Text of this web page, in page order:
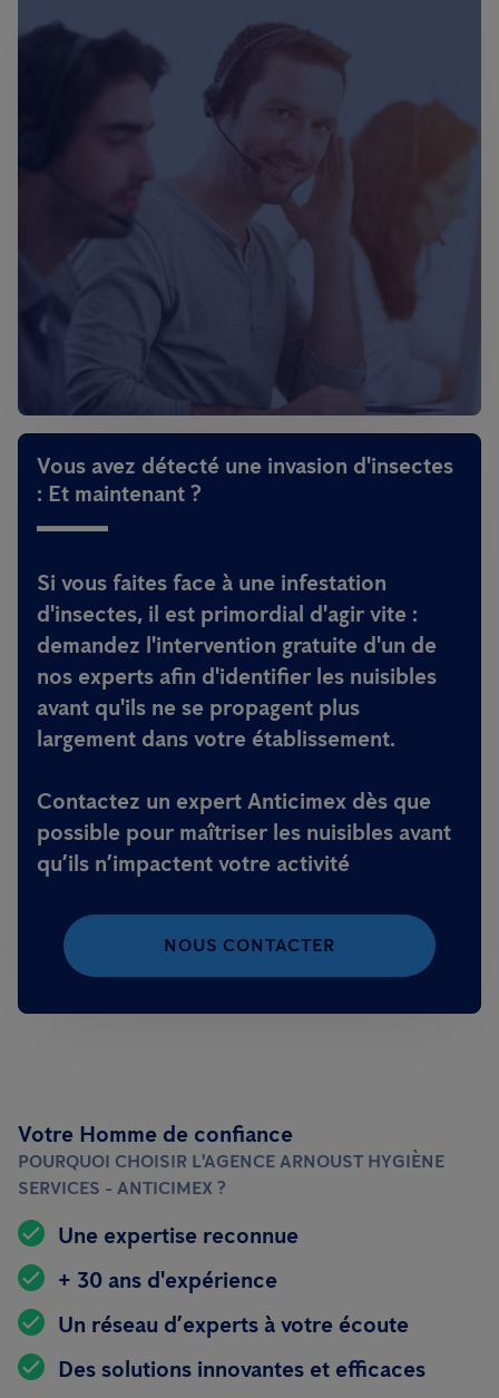
Vous avez détecté une invasion d'insectes
: Et maintenant ?
Si vous faites face à une infestation
d'insectes, il est primordial d'agir vite :
demandez l'intervention gratuite d'un de
nos experts afin d'identifier les nuisibles
avant qu'ils ne se propagent plus
largement dans votre établissement.
Contactez un expert Anticimex dès que
possible pour maîtriser les nuisibles avant
qu’ils n’impactent votre activité
NOUS CONTACTER
Votre Homme de confiance
POURQUOI CHOISIR L'AGENCE ARNOUST HYGIÈNE
SERVICES - ANTICIMEX ?
Une expertise reconnue
+ 30 ans d'expérience
Un réseau d’experts à votre écoute
Des solutions innovantes et efficaces